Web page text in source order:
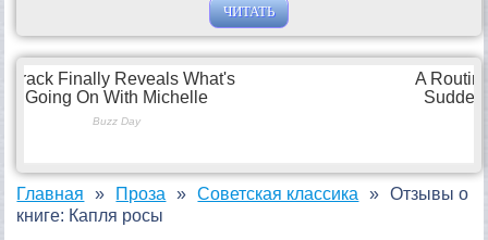
ЧИТАТЬ
Главная Проза Советская классика
Отзывы о
книге: Капля росы